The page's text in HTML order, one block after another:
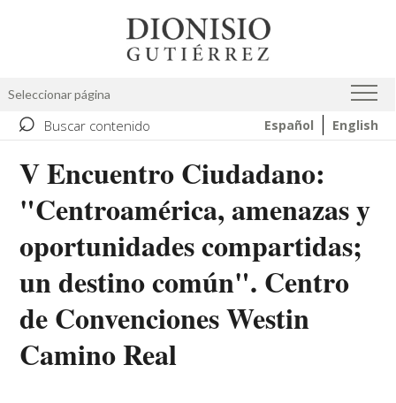
Seleccionar página
⌕ Buscar contenido Español English
V Encuentro Ciudadano:
"Centroamérica, amenazas y
oportunidades compartidas;
un destino común". Centro
de Convenciones Westin
Camino Real